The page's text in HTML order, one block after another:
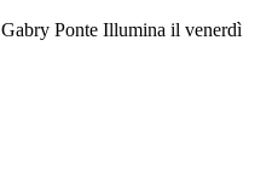
Gabry Ponte Illumina il venerdì